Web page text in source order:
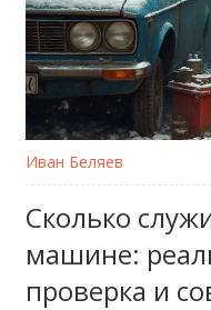
Иван Беляев
Сколько
машине:
проверка и